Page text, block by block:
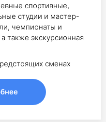
спортивные,
студии и мастер-
чемпионаты и
также экскурсионная
сменах